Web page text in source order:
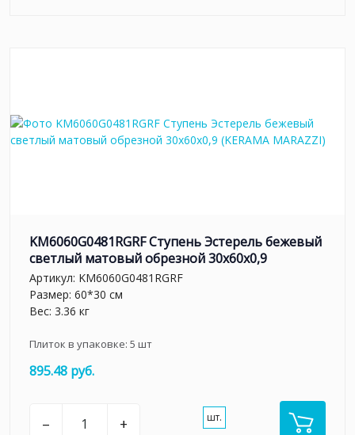
KM6060G0481RGRF Ступень Эстерель бежевый
светлый матовый обрезной 30x60x0,9
Артикул: KM6060G0481RGRF
Размер: 60*30 см
Вес: 3.36 кг
Плиток в упаковке: 5 шт
895.48 руб.
– + шт.